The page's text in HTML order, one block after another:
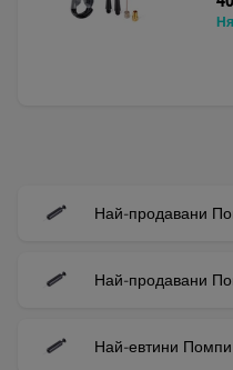
Най-продавани
Най-продавани
Най-евтини Помпи